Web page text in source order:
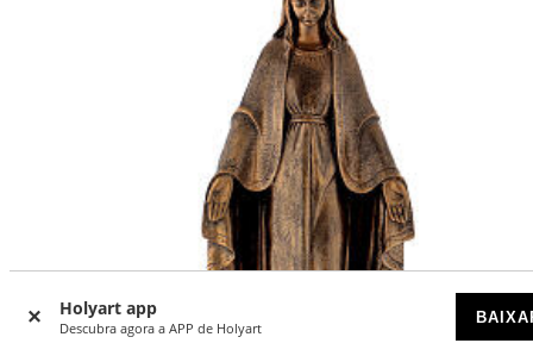
Holyart app
Descubra agora a APP de Holyart